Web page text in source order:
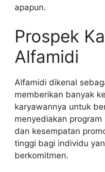
apapun.
Prospek
Alfamidi
Alfamidi dikenal
memberikan banyak
karyawannya untuk
menyediakan
dan kesempatan
tinggi bagi individu
berkomitmen.